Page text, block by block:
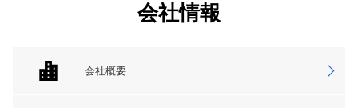
会社情報
会社概要